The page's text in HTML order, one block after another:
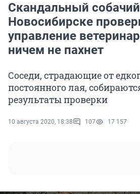
Скандальный
Новосибирске
управление
ничем не пахнет
Соседи, страдающие от
постоянного лая,
результаты проверки
10 августа 2020, 18:38 107 17 157